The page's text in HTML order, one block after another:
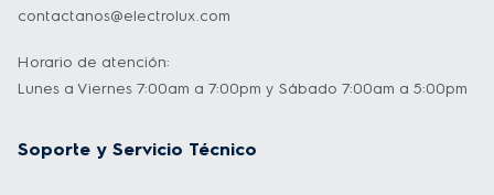
- Enjuague Hipoalergénico: La línea de
lavadoras  se preocupa por tu piel y la de tu
adicional de enjuague hipoalergénico para
contactanos@electrolux.com
Horario de atención:
Lunes a Viernes 7:00am a 7:00pm y Sábado 7:00am a 5:00pm
Soporte y Servicio Técnico